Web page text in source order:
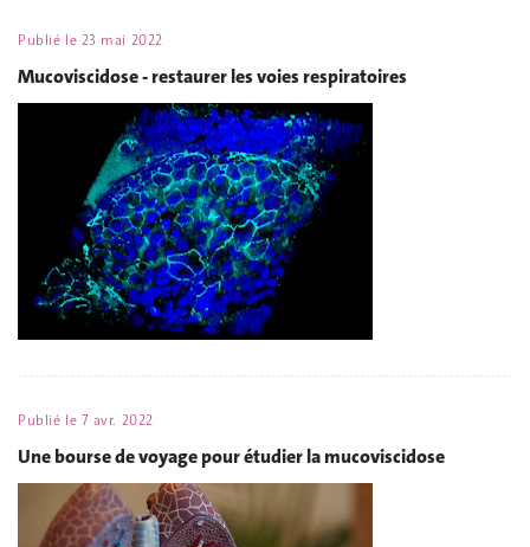
Publié le 23 mai 2022
Mucoviscidose - restaurer les voies respiratoires
Publié le 7 avr. 2022
Une bourse de voyage pour étudier la mucoviscidose